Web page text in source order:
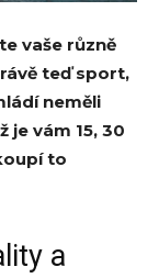
vaše různě
teď sport,
neměli
je vám 15, 30
to
a